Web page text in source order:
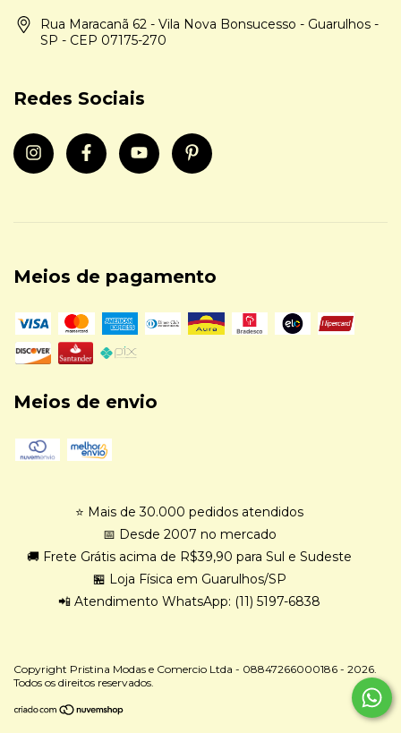
Rua Maracanã 62 - Vila Nova Bonsucesso - Guarulhos -
SP - CEP 07175-270
Redes Sociais
Meios de pagamento
Meios de envio
⭐ Mais de 30.000 pedidos atendidos
📅 Desde 2007 no mercado
🚚 Frete Grátis acima de R$39,90 para Sul e Sudeste
🏪 Loja Física em Guarulhos/SP
📲 Atendimento WhatsApp: (11) 5197-6838
Copyright Pristina Modas e Comercio Ltda - 08847266000186 - 2026.
Todos os direitos reservados.